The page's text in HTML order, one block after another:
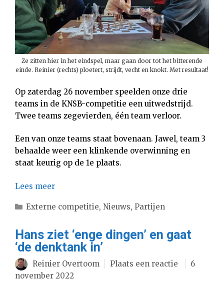
Ze zitten hier in het eindspel, maar gaan door tot het bitterende
einde. Reinier (rechts) ploetert, strijdt, vecht en knokt. Met resultaat!
Op zaterdag 26 november speelden onze drie
teams in de KNSB-competitie een uitwedstrijd.
Twee teams zegevierden, één team verloor.
Een van onze teams staat bovenaan. Jawel, team 3
behaalde weer een klinkende overwinning en
staat keurig op de 1e plaats.
Lees meer
Categorieën
Externe competitie, Nieuws, Partijen
Hans ziet ‘enge dingen’ en gaat
‘de denktank in’
Reinier Overtoom Plaats een reactie
6
november 2022